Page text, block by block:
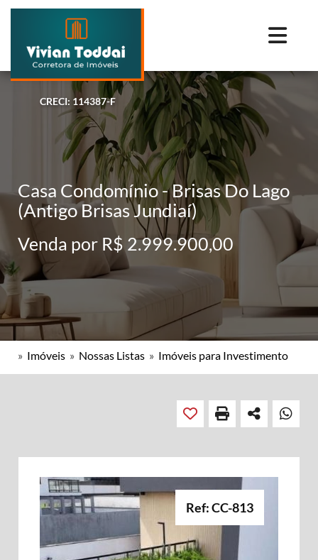
CRECI: 114387-F
Casa Condomínio - Brisas Do Lago
(Antigo Brisas Jundiaí)
Venda por R$ 2.999.900,00
» Imóveis » Nossas Listas » Imóveis para Investimento
Ref: CC-813